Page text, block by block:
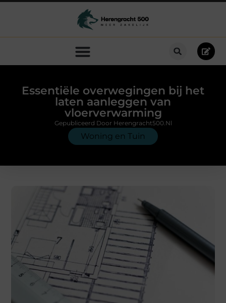
Essentiële overwegingen bij het
laten aanleggen van
vloerverwarming
Woning en Tuin
Gepubliceerd Door Herengracht500.nl